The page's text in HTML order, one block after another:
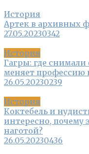
История
Артек в архивных
27.05.20230342
История
Гагры: где
меняет профессию
26.05.20230239
История
Коктебель и
интересно, почему
наготой?
26.05.20230436